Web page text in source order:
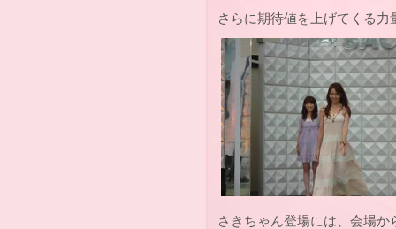
さらに期待値を上げてくる力
さきちゃん登場には、会場か